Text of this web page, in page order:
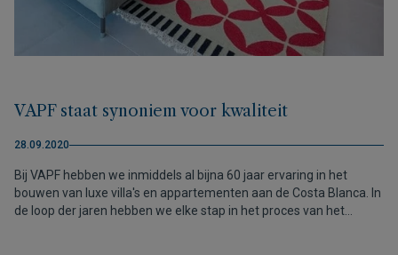
VAPF staat synoniem voor kwaliteit
28.09.2020
Bij VAPF hebben we inmiddels al bijna 60 jaar ervaring in het
bouwen van luxe villa's en appartementen aan de Costa Blanca. In
de loop der jaren hebben we elke stap in het proces van het